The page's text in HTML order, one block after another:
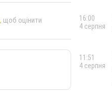
, щоб оцінити
16:00
4 серпня
11:51
4 серпня